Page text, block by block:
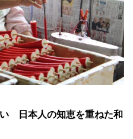
日本人の知恵を重ねた和